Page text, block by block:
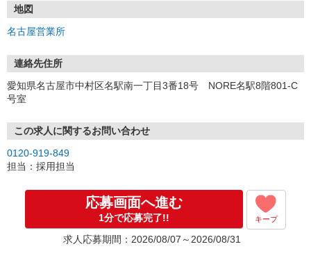
①応募から3営業日を目安に、メールorお電話でご連絡します。
★スマホでWEB面接（LINEなど）・出張面接・事務所面接と選べま
す
③面接実施（履歴書不要）
④勤務開始（スタート日は応相談）
お気軽にご応募ください♪
地図
名古屋営業所
連絡先住所
愛知県名古屋市中村区名駅南一丁目3番18号 NORE名駅8階801-C
号室
この求人に関するお問い合わせ
0120-919-849
担当：採用担当
応募画面へ進む
1分で応募完了!! キープ
求人応募期間：2026/08/07～2026/08/31